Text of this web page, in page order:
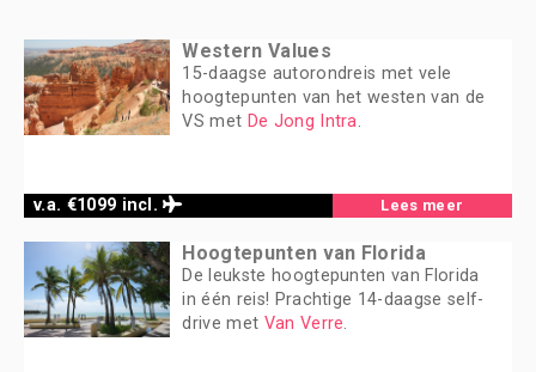
v.a. €1099 incl.
Western Values
15-daagse autorondreis met vele
hoogtepunten van het westen van de
VS met De Jong Intra.
Lees meer
Hoogtepunten van Florida
De leukste hoogtepunten van Florida
in één reis! Prachtige 14-daagse self-
drive met Van Verre.